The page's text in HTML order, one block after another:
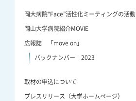
岡大病院“Face”活性化ミーティングの活動
岡山大学病院紹介MOVIE
広報誌 「move on」
バックナンバー 2023
取材の申込について
プレスリリース（大学ホームページ）